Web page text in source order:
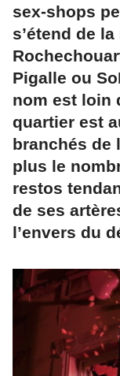
sex-shops
s’étend de
Pigalle ou
nom est loin
quartier est
branchés de
plus le
restos
de ses
l’envers du